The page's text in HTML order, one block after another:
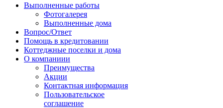
Выполненные работы
Фотогалерея
Выполненные дома
Вопрос/Ответ
Помощь в кредитовании
Коттеджные поселки и дома
О компаниии
Преимущества
Акции
Контактная информация
Пользовательское
соглашение